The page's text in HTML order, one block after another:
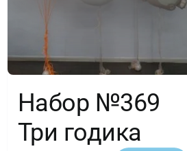
Набор №369
Три годика